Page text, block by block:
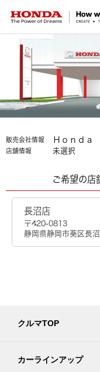
販売会社情報 Ｈｏｎｄ
店舗情報 未選択
ご希望の店
長沼店
〒420-0813
静岡県静岡市葵区長
クルマTOP
カーラインアップ